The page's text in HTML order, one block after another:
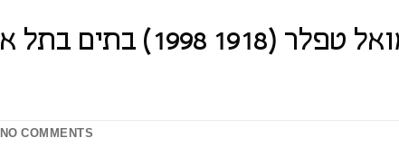
NO COMMENTS